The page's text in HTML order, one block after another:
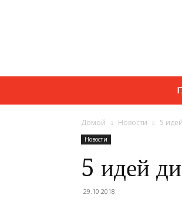
Домой Новости 5
Новости
5 идей
29.10.2018